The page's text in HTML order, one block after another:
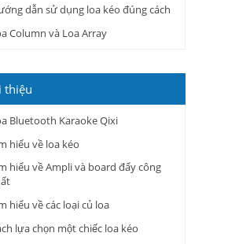
dẫn sử dụng loa kéo đúng cách
Column và Loa Array
thiệu
Bluetooth Karaoke Qixi
hiểu về loa kéo
hiểu về Ampli và board đẩy công
hiểu về các loại củ loa
lựa chọn một chiếc loa kéo